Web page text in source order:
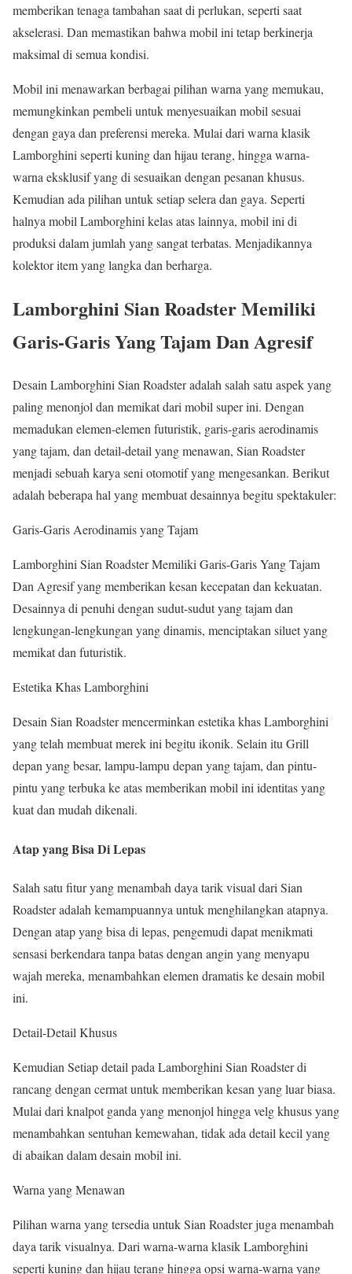
memberikan tenaga tambahan saat di perlukan, seperti saat
akselerasi. Dan memastikan bahwa mobil ini tetap berkinerja
maksimal di semua kondisi.
Mobil ini menawarkan berbagai pilihan warna yang memukau,
memungkinkan pembeli untuk menyesuaikan mobil sesuai
dengan gaya dan preferensi mereka. Mulai dari warna klasik
Lamborghini seperti kuning dan hijau terang, hingga warna-
warna eksklusif yang di sesuaikan dengan pesanan khusus.
Kemudian ada pilihan untuk setiap selera dan gaya. Seperti
halnya mobil Lamborghini kelas atas lainnya, mobil ini di
produksi dalam jumlah yang sangat terbatas. Menjadikannya
kolektor item yang langka dan berharga.
Lamborghini Sian Roadster Memiliki
Garis-Garis Yang Tajam Dan Agresif
Desain Lamborghini Sian Roadster adalah salah satu aspek yang
paling menonjol dan memikat dari mobil super ini. Dengan
memadukan elemen-elemen futuristik, garis-garis aerodinamis
yang tajam, dan detail-detail yang menawan, Sian Roadster
menjadi sebuah karya seni otomotif yang mengesankan. Berikut
adalah beberapa hal yang membuat desainnya begitu spektakuler:
Garis-Garis Aerodinamis yang Tajam
Lamborghini Sian Roadster Memiliki Garis-Garis Yang Tajam
Dan Agresifyang memberikan kesan kecepatan dan kekuatan.
Desainnya di penuhi dengan sudut-sudut yang tajam dan
lengkungan-lengkungan yang dinamis, menciptakan siluet yang
memikat dan futuristik.
Estetika Khas Lamborghini
Desain Sian Roadster mencerminkan estetika khas Lamborghini
yang telah membuat merek ini begitu ikonik. Selain itu Grill
depan yang besar, lampu-lampu depan yang tajam, dan pintu-
pintu yang terbuka ke atas memberikan mobil ini identitas yang
kuat dan mudah dikenali.
Atap yang Bisa Di Lepas
Salah satu fitur yang menambah daya tarik visual dari Sian
Roadster adalah kemampuannya untuk menghilangkan atapnya.
Dengan atap yang bisa di lepas, pengemudi dapat menikmati
sensasi berkendara tanpa batas dengan angin yang menyapu
wajah mereka, menambahkan elemen dramatis ke desain mobil
ini.
Detail-Detail Khusus
Kemudian Setiap detail pada Lamborghini Sian Roadster di
rancang dengan cermat untuk memberikan kesan yang luar biasa.
Mulai dari knalpot ganda yang menonjol hingga velg khusus yang
menambahkan sentuhan kemewahan, tidak ada detail kecil yang
di abaikan dalam desain mobil ini.
Warna yang Menawan
Pilihan warna yang tersedia untuk Sian Roadster juga menambah
daya tarik visualnya. Dari warna-warna klasik Lamborghini
seperti kuning dan hijau terang hingga opsi warna-warna yang